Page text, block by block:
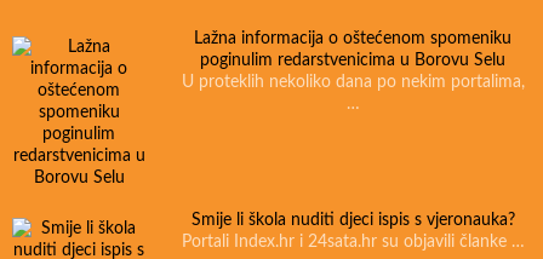
Lažna informacija o oštećenom spomeniku
poginulim redarstvenicima u Borovu Selu
U proteklih nekoliko dana po nekim portalima,
…
Smije li škola nuditi djeci ispis s vjeronauka?
Portali Index.hr i 24sata.hr su objavili članke …